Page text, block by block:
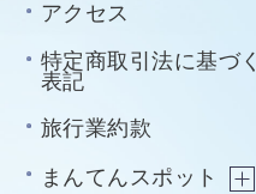
アクセス
特定商取引法に基づく
表記
旅行業約款
まんてんスポット